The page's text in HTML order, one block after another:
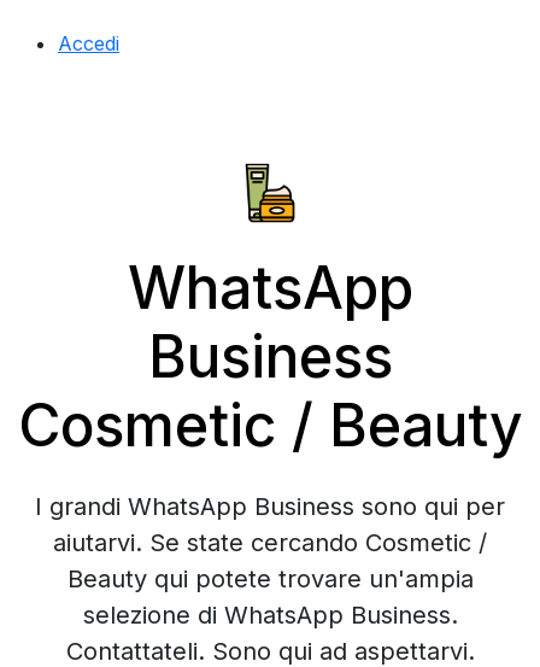
Accedi
WhatsApp
Business
Cosmetic / Beauty
I grandi WhatsApp Business sono qui per
aiutarvi. Se state cercando Cosmetic /
Beauty qui potete trovare un'ampia
selezione di WhatsApp Business.
Contattateli. Sono qui ad aspettarvi.